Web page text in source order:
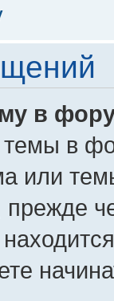
в
в
или
прежде